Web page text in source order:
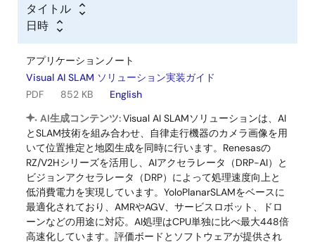
タイトル
日時
アプリケーションノート
Visual AI SLAM ソリューション実装ガイド
PDF
852 KB
English
AI生成コンテンツ:Visual AI SLAMソリューションは、AI
とSLAM技術を組み合わせ、自律走行機器のカメラ画像を用
いて位置推定と地図生成を同時に行います。Renesasの
RZ/V2Hシリーズを活用し、AIアクセラレータ（DRP-AI）と
ビジョンアクセラレータ（DRP）によって処理速度向上と
低消費電力を実現しています。YoloPlanarSLAMをベースに
最適化されており、AMRやAGV、サービスロボット、ドロ
ーンなどの用途に対応。AI処理はCPU単独に比べ最大448倍
高速化しています。評価ボードとソフトウェアが提供され